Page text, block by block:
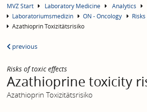
MVZ Start Laboratory Medicine Analytics
Laboratoriumsmedizin
ON - Oncology
Azathioprin Toxizitätsrisiko
previous
Risks of toxic effects
Azathioprine toxicity
Azathioprin Toxizitätsrisiko